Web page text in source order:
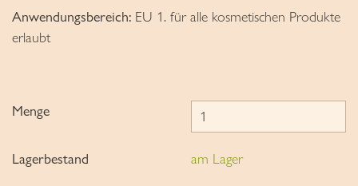
Anwendungsbereich: EU 1. für alle kosmetischen Produkte
erlaubt
Menge
Lagerbestand am Lager